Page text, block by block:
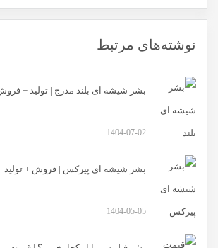
نوشته‌های مرتبط
بشر شیشه ای بلند مدرج | تولید +
1404-07-02
بشر شیشه ای پیرکس | فروش + تولید
1404-05-05